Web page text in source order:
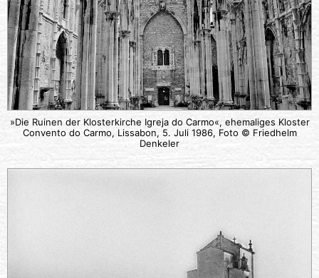
»Die Ruinen der Klosterkirche Igreja do Carmo«, ehemaliges Kloster
Convento do Carmo, Lissabon, 5. Juli 1986, Foto © Friedhelm
Denkeler